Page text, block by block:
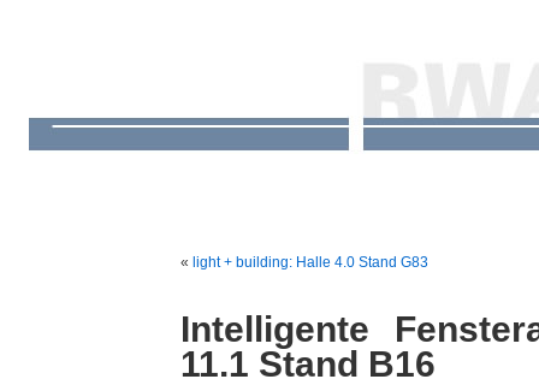
« light + building: Halle 4.0 Stand G83
Intelligente
11.1 Stand B16